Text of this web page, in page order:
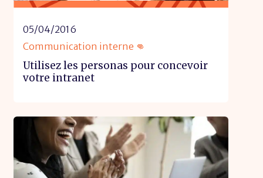
05/04/2016
Communication interne 👊
Utilisez les personas pour concevoir
votre intranet